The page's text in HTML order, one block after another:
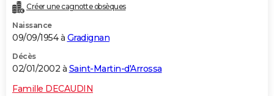
Créer une cagnotte obsèques
Naissance
09/09/1954 à Gradignan
Décès
02/01/2002 à Saint-Martin-d'Arrossa
Famille DECAUDIN